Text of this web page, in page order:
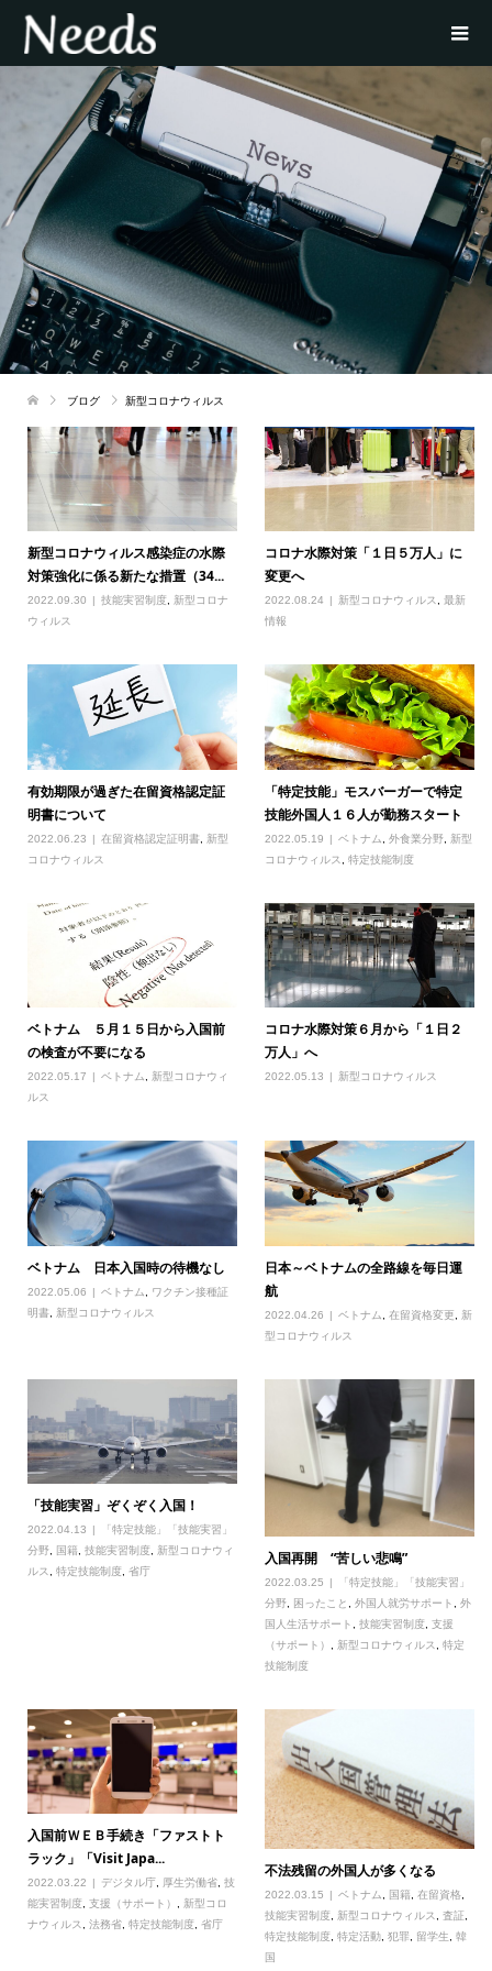
ブログ 新型コロナウィルス
新型コロナウィルス感染症の水際
対策強化に係る新たな措置（34...
2022.09.30 技能実習制度, 新型コロナ
ウィルス
コロナ水際対策「１日５万人」に
変更へ
2022.08.24 新型コロナウィルス,最新
情報
有効期限が過ぎた在留資格認定証
明書について
2022.06.23 在留資格認定証明書,
新型
コロナウィルス
「特定技能」モスバーガーで特定
技能外国人１６人が勤務スタート
2022.05.19 ベトナム ,外食業分野
新型
コロナウィルス
,特定技能制度
ベトナム ５月１５日から入国前
の検査が不要になる
2022.05.17 ベトナム
新型コロナウィ
ルス
コロナ水際対策６月から「１日２
万人」へ
2022.05.13 新型コロナウィルス
ベトナム 日本入国時の待機なし
2022.05.06 ベトナム
ワクチン接種証
明書, 新型コロナウィルス
日本～ベトナムの全路線を毎日運
航
2022.04.26 ベトナム ,在留資格変更
新
型コロナウィルス
「技能実習」ぞくぞく入国！
2022.04.13
「特定技能」「技能実習」
分野, 国籍 技能実習制度,
新型コロナウィ
ルス
特定技能制度, 省庁
入国再開 “苦しい悲鳴”
2022.03.25
「特定技能」「技能実習」
分野
困ったこと ,外国人就労サポート ,外
国人生活サポート
,技能実習制度 ,支援
（サポート）
新型コロナウィルス ,特定
技能制度
入国前ＷＥＢ手続き「ファストト
ラック」「Visit Japa...
2022.03.22 デジタル庁, 厚生労働省, 技
能実習制度, 支援（サポート）
新型コロ
ナウィルス
法務省, 特定技能制度, 省庁
不法残留の外国人が多くなる
2022.03.15 ベトナム 国籍 ,在留資格
技能実習制度
新型コロナウィルス ,査証
特定技能制度 ,特定活動 ,犯罪 留学生 ,韓
国